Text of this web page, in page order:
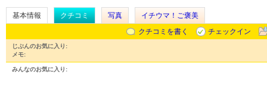
基本情報 クチコミ 写真
イチウマ！ご褒美
クチコミを書く
チェックイン
じぶんのお気に入り:
メモ:
みんなのお気に入り: